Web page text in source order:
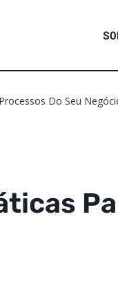
Do Seu